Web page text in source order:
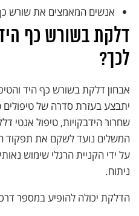
אנשים המאמצים את שורש
דלקת בשורש כף
לכך?
אבחון דלקת בשורש כף היד
יתבצע בעזרת סדרה של טיפולים
שחרור הידבקויות, טיפול אנטי
המשלים נועד לשקם את תפקוד
על ידי הקניית הרגלי שימוש
ניתוח.
הדלקת יכולה להופיע במספר